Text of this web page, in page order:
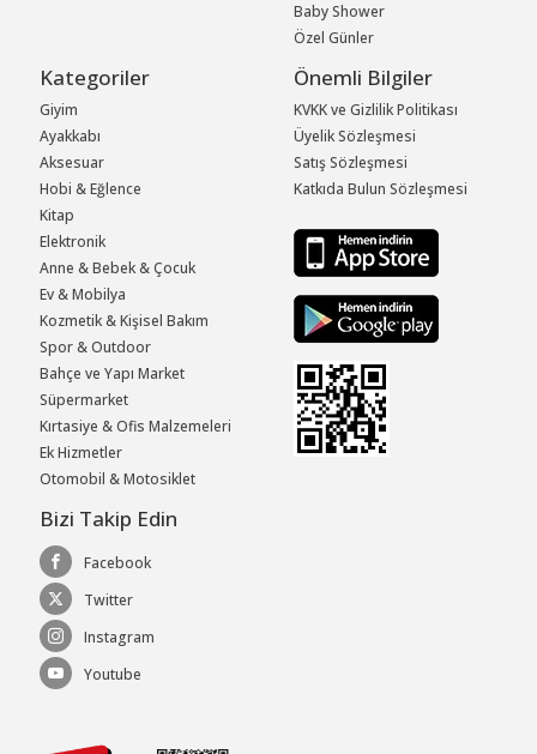
Baby Shower
Özel Günler
Kategoriler
Giyim
Ayakkabı
Aksesuar
Hobi & Eğlence
Kitap
Elektronik
Anne & Bebek & Çocuk
Ev & Mobilya
Kozmetik & Kişisel Bakım
Spor & Outdoor
Bahçe ve Yapı Market
Süpermarket
Kırtasiye & Ofis Malzemeleri
Ek Hizmetler
Otomobil & Motosiklet
Önemli Bilgiler
KVKK ve Gizlilik Politikası
Üyelik Sözleşmesi
Satış Sözleşmesi
Katkıda Bulun Sözleşmesi
Bizi Takip Edin
Facebook
Twitter
Instagram
Youtube